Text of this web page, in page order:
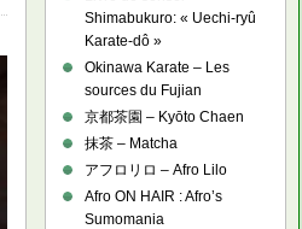
Shimabukuro: « Uechi-ryû
Karate-dô »
Okinawa Karate – Les
sources du Fujian
京都茶園 – Kyōto Chaen
抹茶 – Matcha
アフロリロ – Afro Lilo
Afro ON HAIR : Afro’s
Sumomania